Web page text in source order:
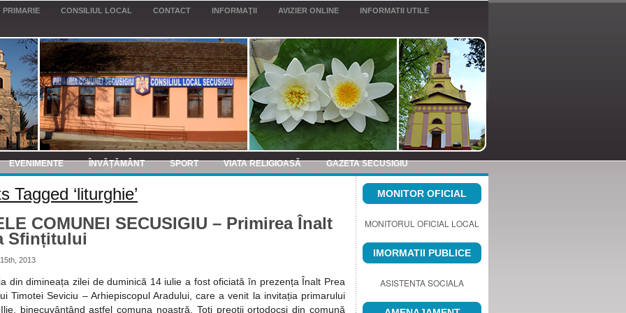
PRIMARIE CONSILIUL LOCAL CONTACT INFORMAŢII AVIZIER ONLINE
INFORMATII UTILE
EVENIMENTE ÎNVĂȚĂMÂNT SPORT VIATA RELIGIOASĂ GAZETA SECUSIGIU
Tagged ‘liturghie’
COMUNEI SECUSIGIU – Primirea Înalt
Sfințitului
2013
din dimineața zilei de duminică 14 iulie a fost oficiată în prezența Înalt Prea
Timotei Seviciu – Arhiepiscopul Aradului, care a venit la invitația primarului
binecuvântând astfel comuna noastră. Toți preoții ortodocși din comună
MONITOR OFICIAL
MONITORUL OFICIAL LOCAL
IMORMATII PUBLICE
ASISTENTA SOCIALA